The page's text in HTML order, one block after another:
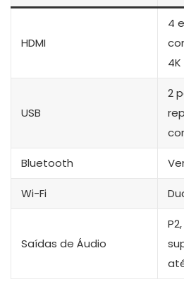
HDMI
4
4K
USB
2
Bluetooth
Wi-Fi
Saídas de Áudio